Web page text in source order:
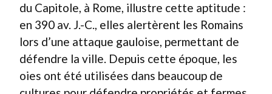
du Capitole, à Rome, illustre cette aptitude :
en 390 av. J.-C., elles alertèrent les Romains
lors d’une attaque gauloise, permettant de
défendre la ville. Depuis cette époque, les
oies ont été utilisées dans beaucoup de